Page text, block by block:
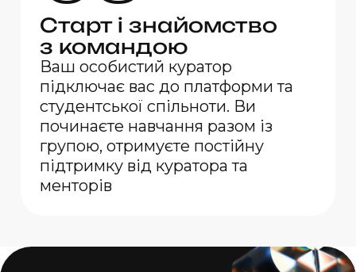
Старт і знайомство
з командою
Ваш особистий куратор
підключає вас до платформи та
студентської спільноти. Ви
починаєте навчання разом із
групою, отримуєте постійну
підтримку від куратора та
менторів